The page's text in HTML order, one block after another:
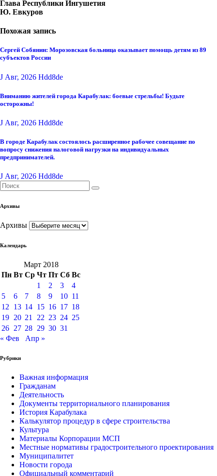
Глава Республики Ингушетия
Ю. Евкуров
Похожая запись
Сергей Собянин: Морозовская больница оказывает помощь детям из 89
субъектов России
J Авг, 2026 Hdd8de
Вниманию жителей города Карабулак: боевые стрельбы! Будьте
осторожны!
J Авг, 2026 Hdd8de
В городе Карабулак состоялось расширенное рабочее совещание по
вопросу снижения налоговой нагрузки на индивидуальных
предпринимателей.
J Авг, 2026 Hdd8de
Архивы
Архивы
Календарь
Март 2018
Пн Вт Ср Чт Пт Сб Вс
1
2 3
4
5
6 7 8 9 10 11
12
13 14 15 16 17 18
19 20 21 22 23 24 25
26 27 28 29 30 31
« Фев
Апр »
Рубрики
Важная информация
Гражданам
Деятельность
Документы территориального планирования
История Карабулака
Калькулятор процедур в сфере строительства
Культура
Материалы Корпорации МСП
Местные нормативы градостроительного проектирования
Муниципалитет
Новости города
Официальный комментарий